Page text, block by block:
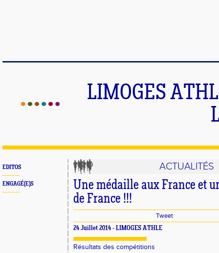
LIMOGES
EDITOS
ENGAGÉ(E)S
ACTUALITÉS
Une médaille aux France et
de France !!!
Tweet
24 Juillet 2014 - LIMOGES ATHLE
Résultats des compétitions